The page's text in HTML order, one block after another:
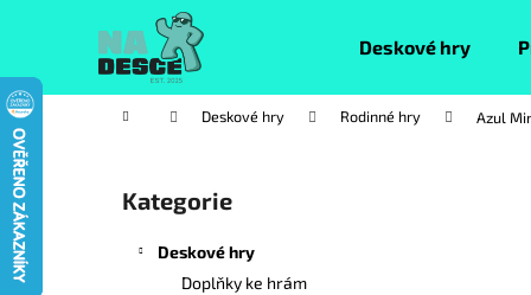
Deskové hry
Domů Deskové hry Rodinné hry Azul
Přeskočit
kategorie
Kategorie
Deskové hry
Doplňky ke hrám
š
í
k
Zpět
do
Zpět
do